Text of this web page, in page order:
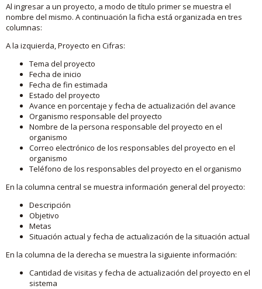
Al ingresar a un proyecto, a modo de título primer se muestra el
nombre del mismo. A continuación la ficha está organizada en tres
columnas:
A la izquierda, Proyecto en Cifras:
Tema del proyecto
Fecha de inicio
Fecha de fin estimada
Estado del proyecto
Avance en porcentaje y fecha de actualización del avance
Organismo responsable del proyecto
Nombre de la persona responsable del proyecto en el
organismo
Correo electrónico de los responsables del proyecto en el
organismo
Teléfono de los responsables del proyecto en el organismo
En la columna central se muestra información general del proyecto:
Descripción
Objetivo
Metas
Situación actual y fecha de actualización de la situación actual
En la columna de la derecha se muestra la siguiente información:
Cantidad de visitas y fecha de actualización del proyecto en el
sistema